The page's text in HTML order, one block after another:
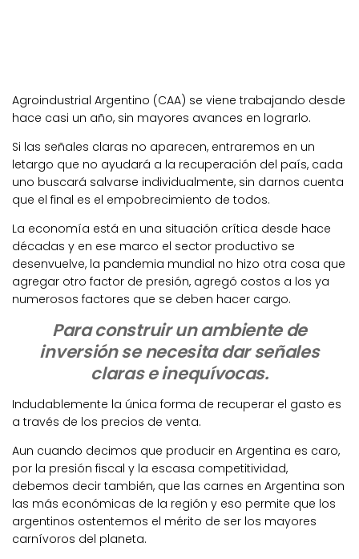
Agroindustrial Argentino (CAA) se viene trabajando desde
hace casi un año, sin mayores avances en lograrlo.
Si las señales claras no aparecen, entraremos en un
letargo que no ayudará a la recuperación del país, cada
uno buscará salvarse individualmente, sin darnos cuenta
que el final es el empobrecimiento de todos.
La economía está en una situación crítica desde hace
décadas y en ese marco el sector productivo se
desenvuelve, la pandemia mundial no hizo otra cosa que
agregar otro factor de presión, agregó costos a los ya
numerosos factores que se deben hacer cargo.
Para construir un ambiente de
inversión se necesita dar señales
claras e inequívocas.
Indudablemente la única forma de recuperar el gasto es
a través de los precios de venta.
Aun cuando decimos que producir en Argentina es caro,
por la presión fiscal y la escasa competitividad,
debemos decir también, que las carnes en Argentina son
las más económicas de la región y eso permite que los
argentinos ostentemos el mérito de ser los mayores
carnívoros del planeta.